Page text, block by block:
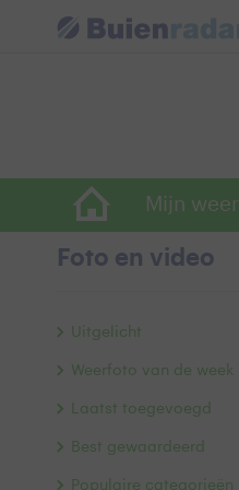
Mijn weer
Foto en video
Uitgelicht
Weerfoto van de week
Laatst toegevoegd
Best gewaardeerd
Populaire categorieën